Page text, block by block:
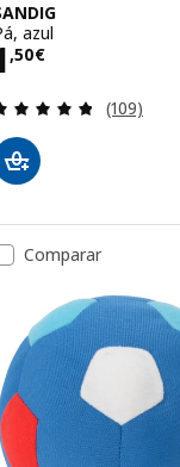
azul
,50€ 1,50€
(109)
Comparar